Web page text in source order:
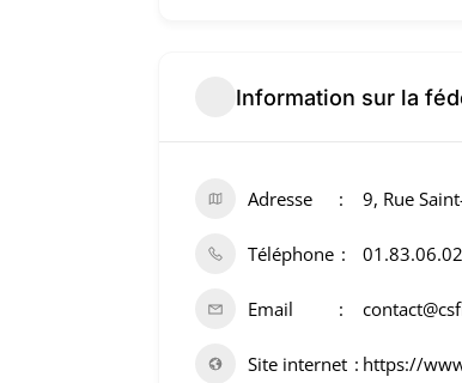
Information sur la
Adresse 9, Rue
Téléphone
Email
Site internet https://